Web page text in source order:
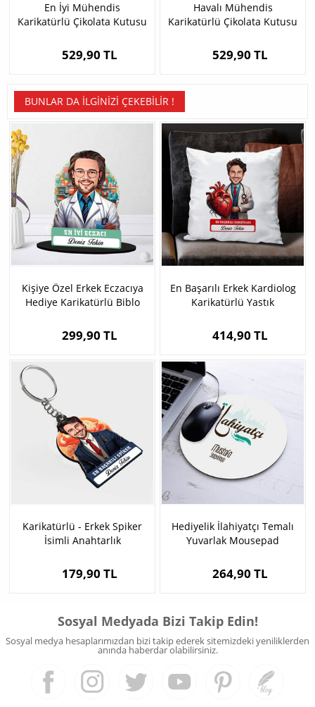
En İyi Mühendis
Karikatürlü Çikolata Kutusu
529,90 TL
Havalı Mühendis
Karikatürlü Çikolata Kutusu
529,90 TL
BUNLAR DA İLGINIZI ÇEKEBILIR !
Kişiye Özel Erkek Eczacıya
Hediye Karikatürlü Biblo
299,90 TL
En Başarılı Erkek Kardiolog
Karikatürlü Yastık
414,90 TL
Karikatürlü - Erkek Spiker
İsimli Anahtarlık
179,90 TL
Hediyelik İlahiyatçı Temalı
Yuvarlak Mousepad
264,90 TL
Sosyal Medyada Bizi Takip Edin!
Sosyal medya hesaplarımızdan bizi takip ederek sitemizdeki yeniliklerden
anında haberdar olabilirsiniz.